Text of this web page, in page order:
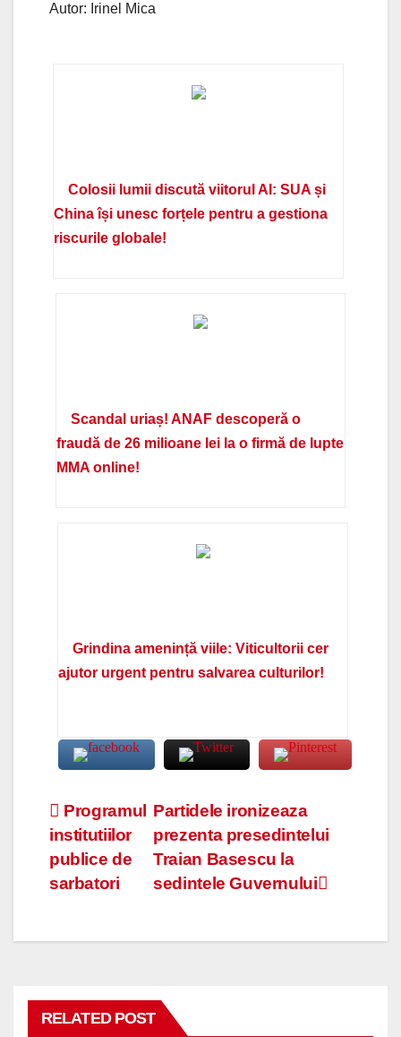
Autor: Irinel Mica
Colosii lumii discută viitorul AI: SUA și
China își unesc forțele pentru a gestiona
riscurile globale!
Scandal uriaș! ANAF descoperă o
fraudă de 26 milioane lei la o firmă de lupte
MMA online!
Grindina amenință viile: Viticultorii cer
ajutor urgent pentru salvarea culturilor!
Navigare
în
articole
Partidele ironizeaza
prezenta presedintelui
Traian Basescu la
sedintele Guvernului
Programul
institutiilor
publice de
sarbatori
RELATED POST